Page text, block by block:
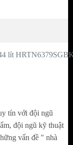
lít
tín với đội ngũ
đội ngũ kỹ thuật
vấn đề " nhà